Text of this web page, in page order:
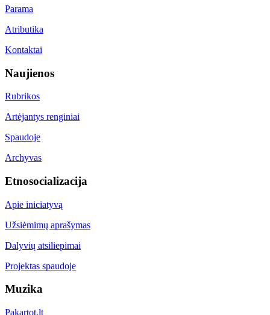
Parama
Atributika
Kontaktai
Naujienos
Rubrikos
Artėjantys renginiai
Spaudoje
Archyvas
Etnosocializacija
Apie iniciatyvą
Užsiėmimų aprašymas
Dalyvių atsiliepimai
Projektas spaudoje
Muzika
Pakartot.lt